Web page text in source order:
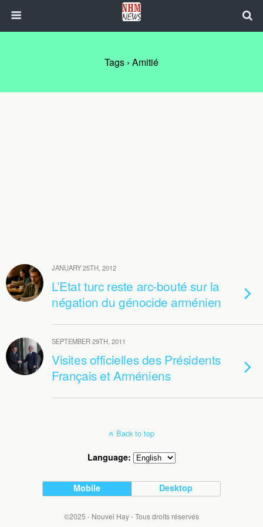
Tags › Amitié
JANUARY 25TH, 2012
L’Etat turc reste arc-bouté sur la
négation du génocide arménien
SEPTEMBER 29TH, 2011
Visites officielles des Présidents
Français et Arméniens
Back to top
Language:
Mobile Desktop
©2025 - Nouvel Hay - Tous droits réservés